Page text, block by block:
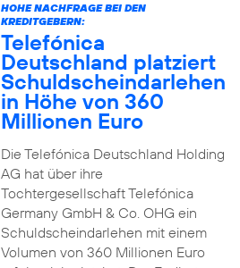
HOHE NACHFRAGE BEI DEN
KREDITGEBERN:
Telefónica
Deutschland platziert
Schuldscheindarlehen
in Höhe von 360
Millionen Euro
Die Telefónica Deutschland Holding
AG hat über ihre
Tochtergesellschaft Telefónica
Germany GmbH & Co. OHG ein
Schuldscheindarlehen mit einem
Volumen von 360 Millionen Euro